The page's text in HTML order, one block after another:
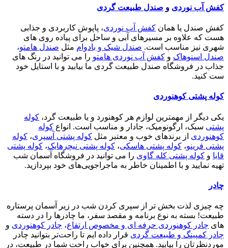
کفش آب نوردی و صندل طبیعت گردی
کفش صندل یا همان کفش آب نوردی، پاپوش کاربردی و جذابی
هست که علاوه بر مسیرهای آبی و ساحل برای پیاده روی های
شهری نیز مناسب است. صندل شیک و بادوام مثل صندل هامتو،
صندل اسنوهاک و کفش آب نوردی هامتو را می توانید در رنگ های
جذاب در فروشگاه صندل طبیعت گردی ما بیابید و با استایل خود
ست کنید.
کوله پشتی کوهنوردی
یکی دیگر از مهمترین لوازم هر کوهنورد و یا طبیعت گرد، کوله
پشتی سبک، ارگونومیک، جادار و مناسب است. انواع کوله
کوهنوردی از برندهای خوب و معتبر مثل کوله پشتی آسپری، کوله
پشتی فرینو، کوله پشتی هاسکی، کوله پشتی نیچرهایک، کوله پشتی
قایا و کوله پشتی کله گاوی را می توانید در فروشگاه آسمان شب
تهیه نمایید و با اطمینان خاطر به ماجراجویی‌های خود بپردازید.
چادر
چه چیزی لذت بخش تر از سپری کردن شب در زیر آسمان پرستاره
طبیعت! بسته به نوع برنامه و مقصد سفر، ما چادرها را در دسته
های چادر کوهنوردی حرفه ای و مخصوص ارتفاع، چادر کوهنوردی و
چادر کمپینگ و طبیعت گردی قرار داده ایم تا راحت‌تر بتوانید چادر
موردنظرتان را بیابید. همچنین برای خواب راحت شما در طبیعت، در